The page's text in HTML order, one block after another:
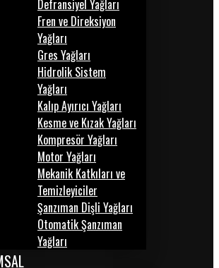
Defransiyel Yağları
Fren ve Direksiyon
Yağları
Gres Yağları
Hidrolik Sistem
Yağları
Kalıp Ayırıcı Yağları
Kesme ve Kızak Yağları
Kompresör Yağları
Motor Yağları
Mekanik Katkıları ve
Temizleyiciler
Şanzıman Dişli Yağları
Otomatik Şanzıman
Yağları